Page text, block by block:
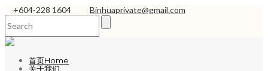
+604-228 1604 Binhuaprivate@gmail.com
首页Home
关于我们